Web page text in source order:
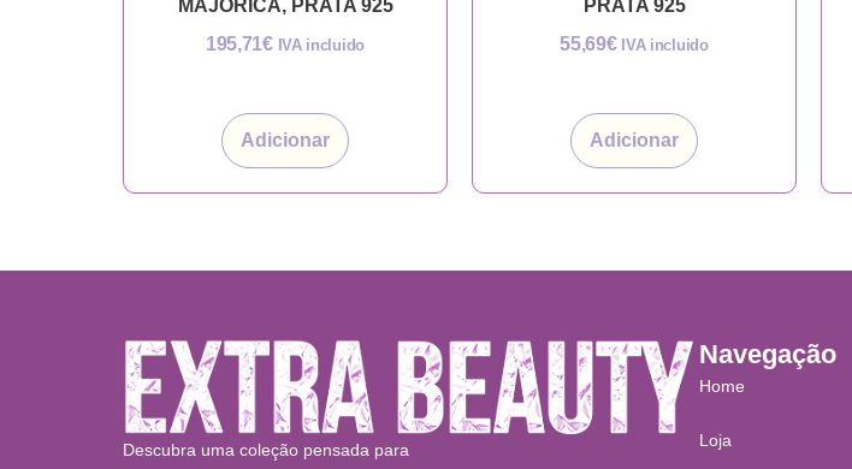
MAJORICA, PRATA 925
195,71€ IVA incluido
Adicionar
PRATA 925
55,69€ IVA incluido
Adicionar
Descubra uma coleção pensada para
Navegação
Home
Loja